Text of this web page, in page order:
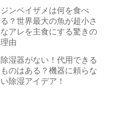
ジンベイザメは何を食べ
る？世界最大の魚が超小さ
なアレを主食にする驚きの
理由
除湿器がない！代用できる
ものはある？機器に頼らな
い除湿アイデア！